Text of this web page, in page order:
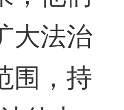
大法治
围，持